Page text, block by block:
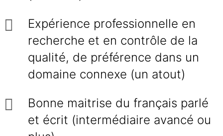
Expérience professionnelle en
recherche et en contrôle de la
qualité, de préférence dans un
domaine connexe (un atout)
Bonne maitrise du français parlé
et écrit (intermédiaire avancé ou